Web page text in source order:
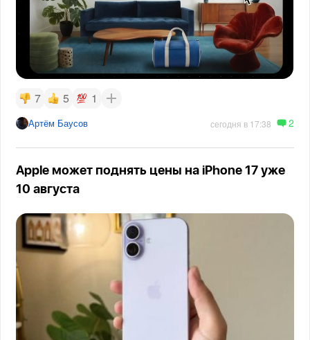
7 5 1
Артём Баусов сегодня в 17:38 2
Apple может поднять цены на iPhone 17 уже
10 августа